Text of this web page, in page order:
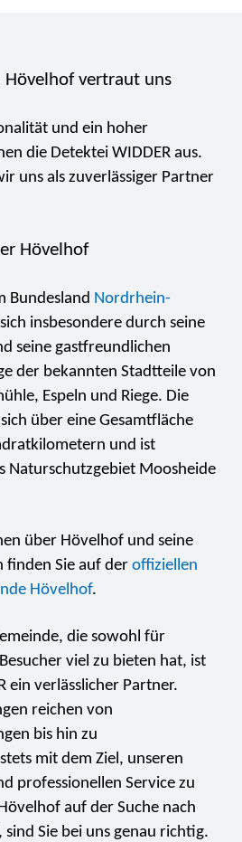
Hövelhof vertraut uns
und ein hoher
die Detektei WIDDER aus.
uns als zuverlässiger Partner
Hövelhof
Bundesland Nordrhein-
insbesondere durch seine
seine gastfreundlichen
der bekannten Stadtteile von
Espeln und Riege. Die
über eine Gesamtfläche
und ist
Naturschutzgebiet Moosheide
über Hövelhof und seine
finden Sie auf der offiziellen
Hövelhof.
die sowohl für
viel zu bieten hat, ist
ein verlässlicher Partner.
reichen von
bis hin zu
mit dem Ziel, unseren
professionellen Service zu
auf der Suche nach
Sie bei uns genau richtig.